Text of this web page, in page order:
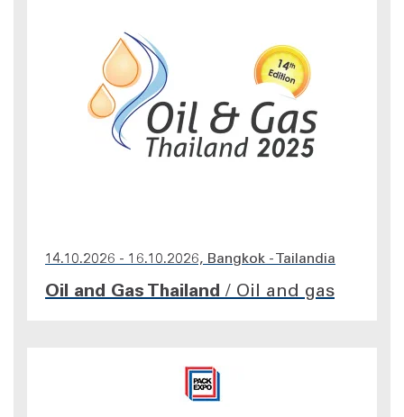
14.10.2026 - 16.10.2026, Bangkok - Tailandia
Oil and Gas Thailand / Oil and gas